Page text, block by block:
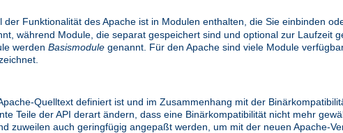
Funktionalität des Apache ist in Modulen enthalten, die Sie einbinden
während Module, die separat gespeichert sind und optional zur Laufzeit
werden Basismodule genannt. Für den Apache sind viele Module
Quelltext definiert ist und im Zusammenhang mit der
Teile der API derart ändern, dass eine Binärkompatibilität nicht mehr
zuweilen auch geringfügig angepaßt werden, um mit der neuen Apache-